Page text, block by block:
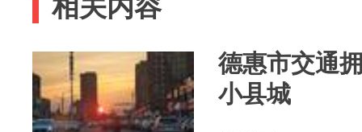
相关内容
德惠市交通
小县城